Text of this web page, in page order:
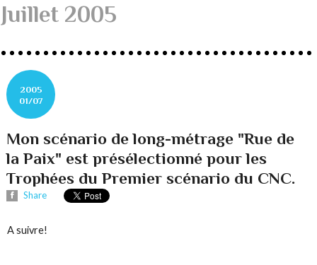
Juillet 2005
2005
01/07
Mon scénario de long-métrage "Rue de
la Paix" est présélectionné pour les
Trophées du Premier scénario du CNC.
Share
A suivre!